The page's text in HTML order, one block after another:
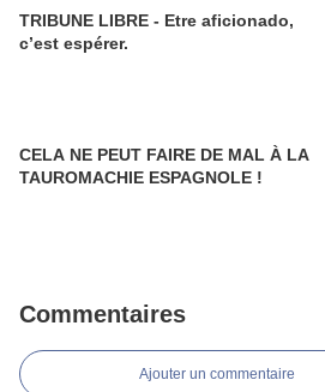
TRIBUNE LIBRE - Etre aficionado,
c’est espérer.
CELA NE PEUT FAIRE DE MAL À LA
TAUROMACHIE ESPAGNOLE !
Commentaires
Ajouter un commentaire